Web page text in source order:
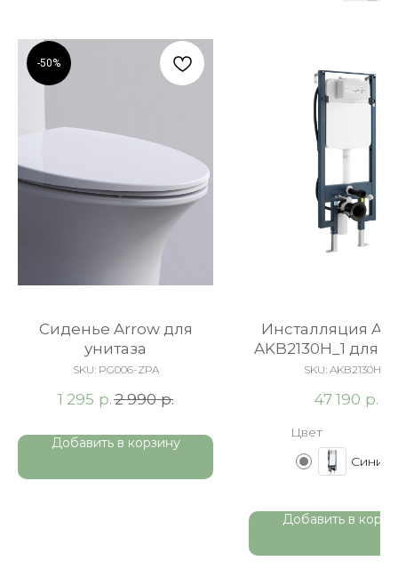
-50%
Сиденье Arrow для
унитаза
SKU: PG006-ZPA
1 295 р.2 990 р.
Добавить в корзину
Инсталляция
AKB2130H_1 для
унитаза
SKU: AKB2130H_1
47 190 р.
Цвет
Синий
Добавить в